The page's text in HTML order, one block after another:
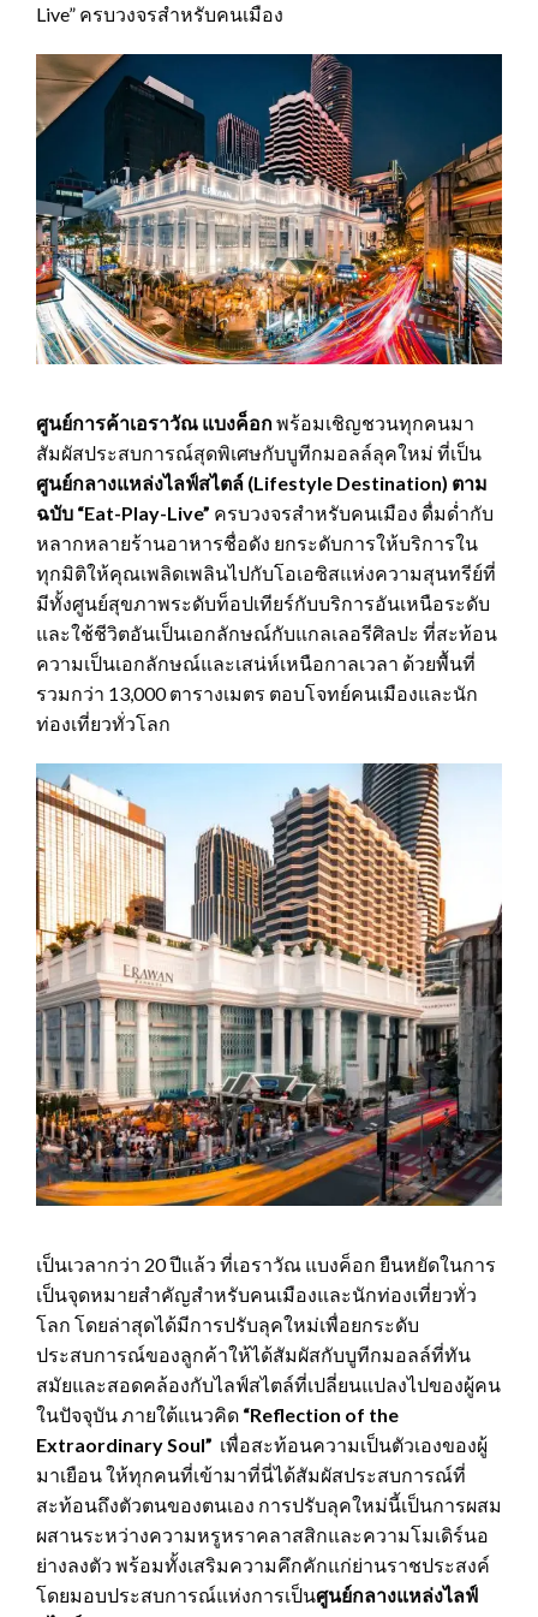
Live” ครบวงจรสำหรับคนเมือง
ศูนย์การค้าเอราวัณ แบงค็อกพร้อมเชิญชวนทุกคนมา
สัมผัสประสบการณ์สุดพิเศษกับบูทีกมอลล์ลุคใหม่ ที่เป็น
ศูนย์กลางแหล่งไลฟ์สไตล์ (Lifestyle Destination) ตาม
ฉบับ “Eat-Play-Live” ครบวงจรสำหรับคนเมือง ดื่มด่ำกับ
หลากหลายร้านอาหารชื่อดัง ยกระดับการให้บริการใน
ทุกมิติให้คุณเพลิดเพลินไปกับโอเอซิสแห่งความสุนทรีย์ที่
มีทั้งศูนย์สุขภาพระดับท็อปเทียร์กับบริการอันเหนือระดับ
และใช้ชีวิตอันเป็นเอกลักษณ์กับแกลเลอรีศิลปะ ที่สะท้อน
ความเป็นเอกลักษณ์และเสน่ห์เหนือกาลเวลา ด้วยพื้นที่
รวมกว่า 13,000 ตารางเมตร ตอบโจทย์คนเมืองและนัก
ท่องเที่ยวทั่วโลก
เป็นเวลากว่า 20 ปีแล้ว ที่เอราวัณ แบงค็อก ยืนหยัดในการ
เป็นจุดหมายสำคัญสำหรับคนเมืองและนักท่องเที่ยวทั่ว
โลก โดยล่าสุดได้มีการปรับลุคใหม่เพื่อยกระดับ
ประสบการณ์ของลูกค้าให้ได้สัมผัสกับบูทีกมอลล์ที่ทัน
สมัยและสอดคล้องกับไลฟ์สไตล์ที่เปลี่ยนแปลงไปของผู้คน
ในปัจจุบัน ภายใต้แนวคิด “Reflection of the
Extraordinary Soul” เพื่อสะท้อนความเป็นตัวเองของผู้
มาเยือน ให้ทุกคนที่เข้ามาที่นี่ได้สัมผัสประสบการณ์ที่
สะท้อนถึงตัวตนของตนเอง การปรับลุคใหม่นี้เป็นการผสม
ผสานระหว่างความหรูหราคลาสสิกและความโมเดิร์นอ
ย่างลงตัว พร้อมทั้งเสริมความคึกคักแก่ย่านราชประสงค์
โดยมอบประสบการณ์แห่งการเป็นศูนย์กลางแหล่งไลฟ์